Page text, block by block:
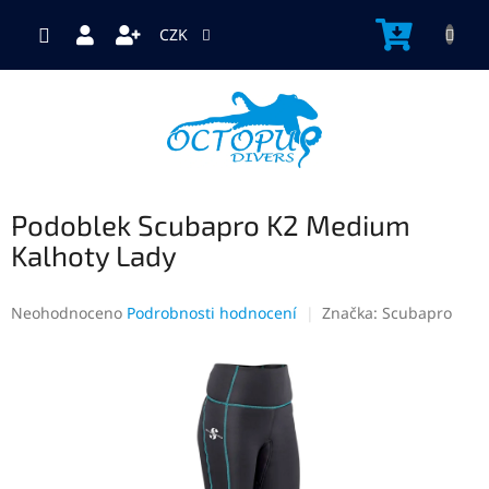
CZK
Podoblek Scubapro K2 Medium
Kalhoty Lady
Průměrné
Neohodnoceno Podrobnosti hodnocení Značka: Scubapro